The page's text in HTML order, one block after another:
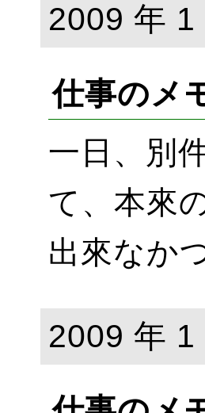
2009 年
仕事のメ
一日、別
て、本來
出來なか
2009 年